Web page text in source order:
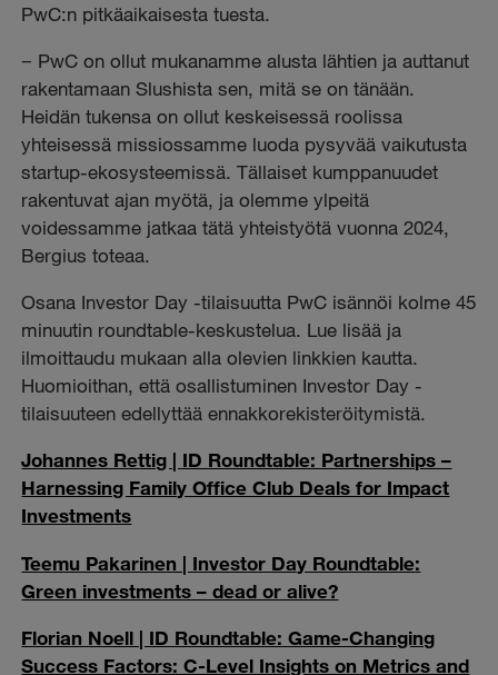
PwC:n pitkäaikaisesta tuesta.
− PwC on ollut mukanamme alusta lähtien ja auttanut
rakentamaan Slushista sen, mitä se on tänään.
Heidän tukensa on ollut keskeisessä roolissa
yhteisessä missiossamme luoda pysyvää vaikutusta
startup-ekosysteemissä. Tällaiset kumppanuudet
rakentuvat ajan myötä, ja olemme ylpeitä
voidessamme jatkaa tätä yhteistyötä vuonna 2024,
Bergius toteaa.
Osana Investor Day -tilaisuutta PwC isännöi kolme 45
minuutin roundtable-keskustelua. Lue lisää ja
ilmoittaudu mukaan alla olevien linkkien kautta.
Huomioithan, että osallistuminen Investor Day -
tilaisuuteen edellyttää ennakkorekisteröitymistä.
Johannes Rettig | ID Roundtable: Partnerships –
Harnessing Family Office Club Deals for Impact
Investments
Teemu Pakarinen | Investor Day Roundtable:
Green investments – dead or alive?
Florian Noell | ID Roundtable: Game-Changing
Success Factors: C-Level Insights on Metrics and